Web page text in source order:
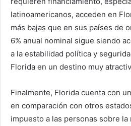
latinoamericanos, acceden en
más bajas que en sus países de
6% anual nominal sigue siendo
a la estabilidad política y
Florida en un destino muy
Finalmente, Florida cuenta con
en comparación con otros
impuesto a las personas sobre la